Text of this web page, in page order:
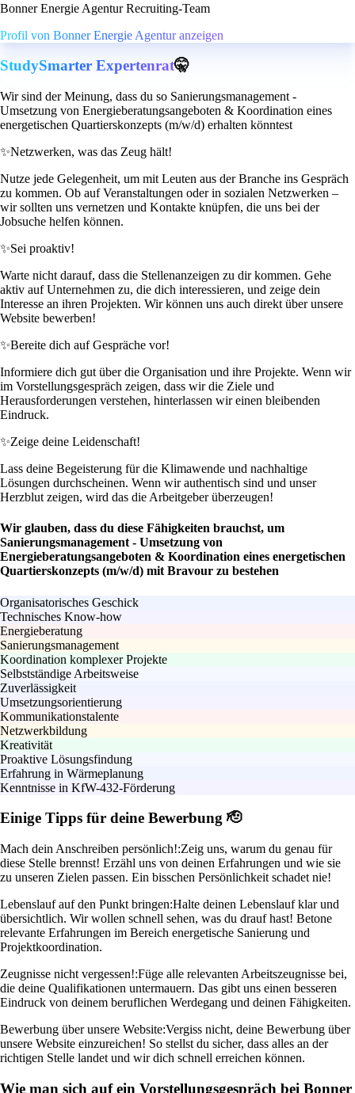
Bonner Energie Agentur Recruiting-Team
Profil von Bonner Energie Agentur anzeigen
StudySmarter Expertenrat🤫
Wir sind der Meinung, dass du so Sanierungsmanagement -
Umsetzung von Energieberatungsangeboten & Koordination eines
energetischen Quartierskonzepts (m/w/d) erhalten könntest
✨Netzwerken, was das Zeug hält!
Nutze jede Gelegenheit, um mit Leuten aus der Branche ins Gespräch
zu kommen. Ob auf Veranstaltungen oder in sozialen Netzwerken –
wir sollten uns vernetzen und Kontakte knüpfen, die uns bei der
Jobsuche helfen können.
✨Sei proaktiv!
Warte nicht darauf, dass die Stellenanzeigen zu dir kommen. Gehe
aktiv auf Unternehmen zu, die dich interessieren, und zeige dein
Interesse an ihren Projekten. Wir können uns auch direkt über unsere
Website bewerben!
✨Bereite dich auf Gespräche vor!
Informiere dich gut über die Organisation und ihre Projekte. Wenn wir
im Vorstellungsgespräch zeigen, dass wir die Ziele und
Herausforderungen verstehen, hinterlassen wir einen bleibenden
Eindruck.
✨Zeige deine Leidenschaft!
Lass deine Begeisterung für die Klimawende und nachhaltige
Lösungen durchscheinen. Wenn wir authentisch sind und unser
Herzblut zeigen, wird das die Arbeitgeber überzeugen!
Wir glauben, dass du diese Fähigkeiten brauchst, um
Sanierungsmanagement - Umsetzung von
Energieberatungsangeboten & Koordination eines energetischen
Quartierskonzepts (m/w/d) mit Bravour zu bestehen
Organisatorisches Geschick
Technisches Know-how
Energieberatung
Sanierungsmanagement
Koordination komplexer Projekte
Selbstständige Arbeitsweise
Zuverlässigkeit
Umsetzungsorientierung
Kommunikationstalente
Netzwerkbildung
Kreativität
Proaktive Lösungsfindung
Erfahrung in Wärmeplanung
Kenntnisse in KfW-432-Förderung
Einige Tipps für deine Bewerbung 🫡
Mach dein Anschreiben persönlich!:Zeig uns, warum du genau für
diese Stelle brennst! Erzähl uns von deinen Erfahrungen und wie sie
zu unseren Zielen passen. Ein bisschen Persönlichkeit schadet nie!
Lebenslauf auf den Punkt bringen:Halte deinen Lebenslauf klar und
übersichtlich. Wir wollen schnell sehen, was du drauf hast! Betone
relevante Erfahrungen im Bereich energetische Sanierung und
Projektkoordination.
Zeugnisse nicht vergessen!:Füge alle relevanten Arbeitszeugnisse bei,
die deine Qualifikationen untermauern. Das gibt uns einen besseren
Eindruck von deinem beruflichen Werdegang und deinen Fähigkeiten.
Bewerbung über unsere Website:Vergiss nicht, deine Bewerbung über
unsere Website einzureichen! So stellst du sicher, dass alles an der
richtigen Stelle landet und wir dich schnell erreichen können.
Wie man sich auf ein Vorstellungsgespräch bei Bonner